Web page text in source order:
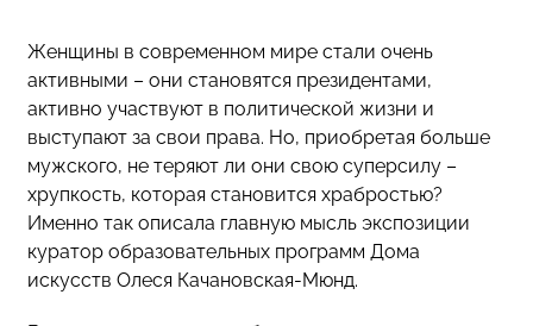
Женщины в современном мире стали очень
активными – они становятся президентами,
активно участвуют в политической жизни и
выступают за свои права. Но, приобретая больше
мужского, не теряют ли они свою суперсилу –
хрупкость, которая становится храбростью?
Именно так описала главную мысль экспозиции
куратор образовательных программ Дома
искусств Олеся Качановская-Мюнд.